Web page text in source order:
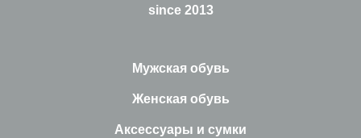
since 2013
Мужская обувь
Женская обувь
Аксессуары и сумки